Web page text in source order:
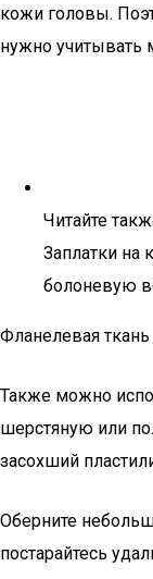
кожи головы.
нужно учитывать
Читайте
Заплатки на
болоневую
Фланелевая ткань
Также можно
шерстяную или
засохший
Оберните
постарайтесь